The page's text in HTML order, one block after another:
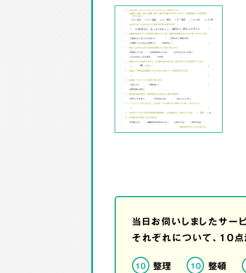
当日お伺いしましたサー
それぞれについて、10点
10 整理 10 整頓